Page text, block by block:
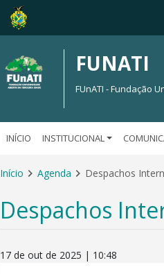
FUNATI
FUnATI - Fundação
INÍCIO INSTITUCIONAL
Início Agenda Despachos
Despachos
17 de out de 2025 | 10:48